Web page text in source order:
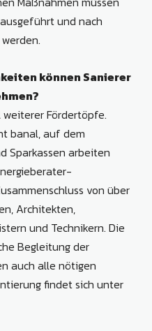
und nach
können Sanierer
Fördertöpfe.
banal, auf dem
Sparkassen arbeiten
von über
Architekten,
und Technikern. Die
Begleitung der
auch alle nötigen
findet sich unter